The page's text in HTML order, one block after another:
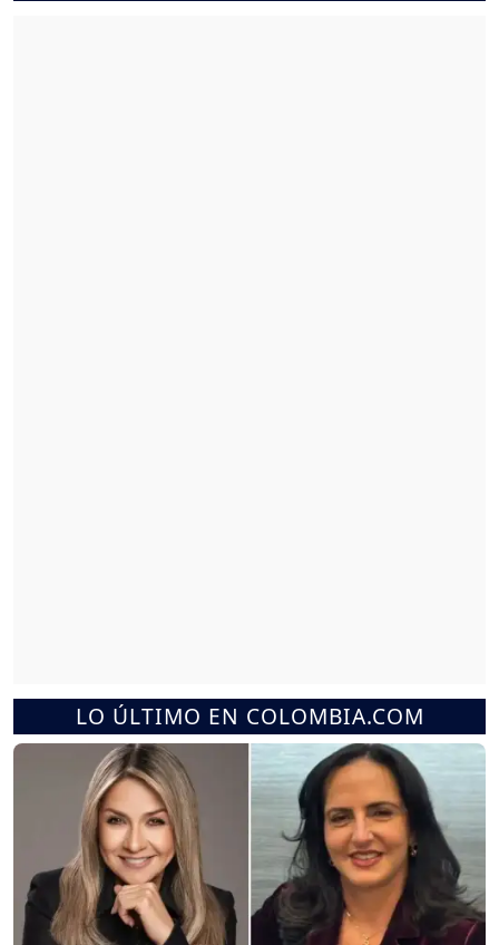
LO ÚLTIMO EN COLOMBIA.COM